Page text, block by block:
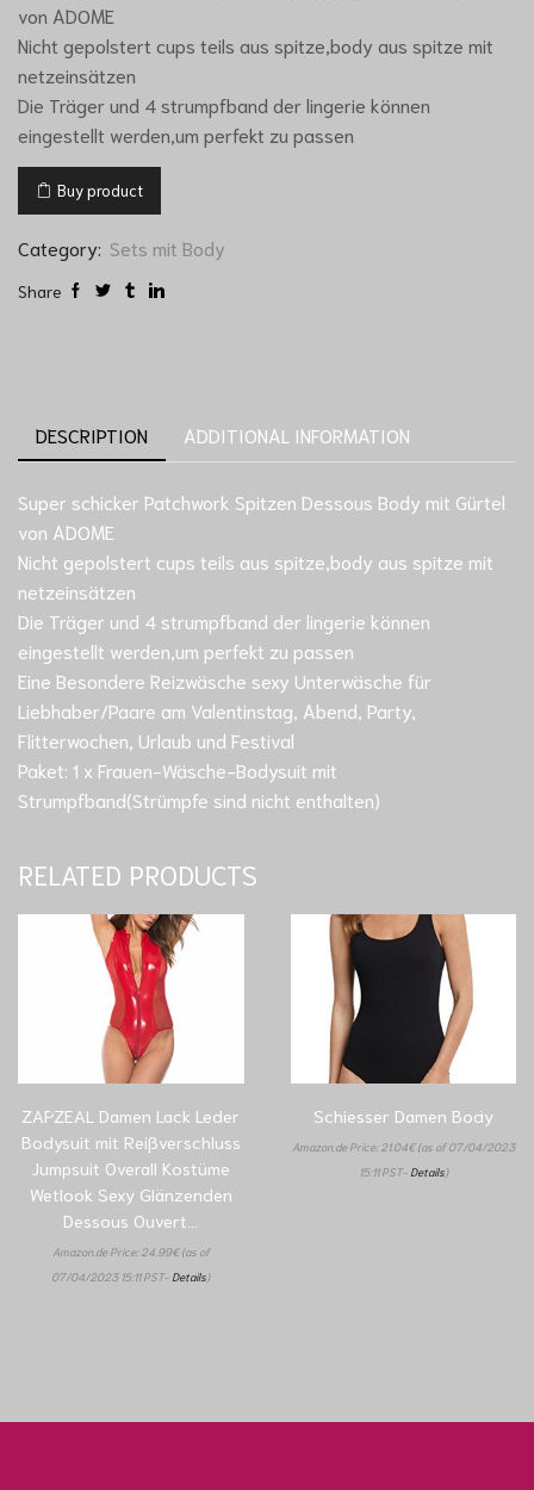
von ADOME
Nicht gepolstert cups teils aus spitze,body aus spitze mit
netzeinsätzen
Die Träger und 4 strumpfband der lingerie können
eingestellt werden,um perfekt zu passen
Buy product
Category: Sets mit Body
Share
DESCRIPTION ADDITIONAL INFORMATION
Super schicker Patchwork Spitzen Dessous Body mit Gürtel
von ADOME
Nicht gepolstert cups teils aus spitze,body aus spitze mit
netzeinsätzen
Die Träger und 4 strumpfband der lingerie können
eingestellt werden,um perfekt zu passen
Eine Besondere Reizwäsche sexy Unterwäsche für
Liebhaber/Paare am Valentinstag, Abend, Party,
Flitterwochen, Urlaub und Festival
Paket: 1 x Frauen-Wäsche-Bodysuit mit
Strumpfband(Strümpfe sind nicht enthalten)
RELATED PRODUCTS
ZAPZEAL Damen Lack Leder
Bodysuit mit Reißverschluss
Jumpsuit Overall Kostüme
Wetlook Sexy Glänzenden
Dessous Ouvert…
Amazon.de Price: 24.99€(as of
07/04/2023 15:11 PST- Details)
Schiesser Damen Body
Amazon.de Price: 21.04€(as of 07/04/2023
15:11 PST- Details)